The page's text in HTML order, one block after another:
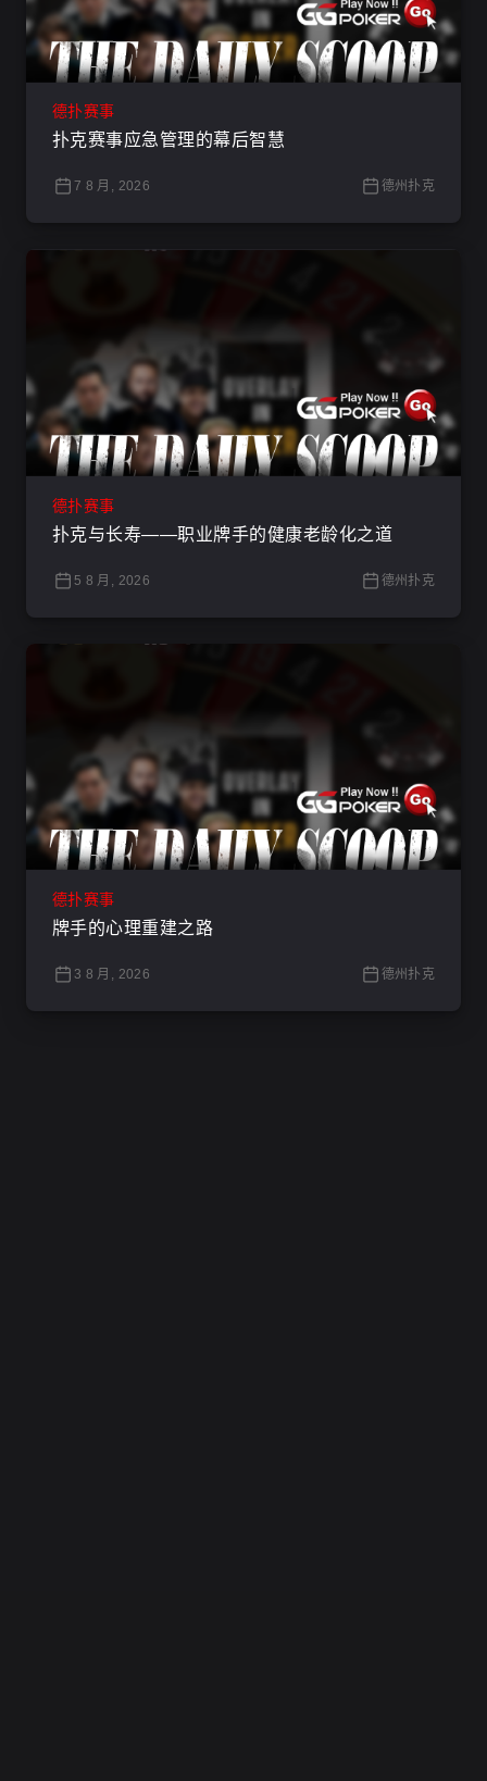
德扑赛事
扑克赛事应急管理的幕后智慧
7 8 月, 2026 德州扑克
德扑赛事
扑克与长寿——职业牌手的健康老龄化之道
5 8 月, 2026 德州扑克
德扑赛事
牌手的心理重建之路
3 8 月, 2026 德州扑克